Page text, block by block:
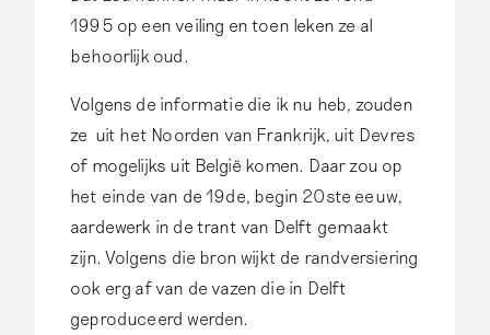
d
o
n
m
e
t
…
d
o
o
1995 op een veiling en toen leken ze al
behoorlijk oud.
Volgens de informatie die ik nu heb, zouden
ze uit het Noorden van Frankrijk, uit Devres
of mogelijks uit België komen. Daar zou op
het einde van de 19de, begin 20ste eeuw,
aardewerk in de trant van Delft gemaakt
zijn. Volgens die bron wijkt de randversiering
ook erg af van de vazen die in Delft
geproduceerd werden.